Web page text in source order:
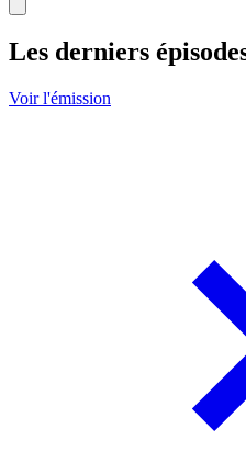
Les derniers
Voir l'émission